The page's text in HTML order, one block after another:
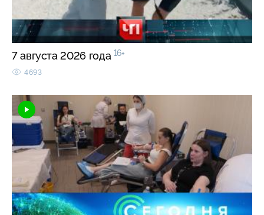
7 августа 2026 года 16+
4693